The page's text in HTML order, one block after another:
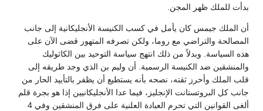
بدأت للملك ظهر المجن.
أن الملك جيمس كان يأمل في كسب الكنيسة الأنجليكانية إلى جانب
المصالحة والتراضي مع روما، ولكن تصرفه المتهور قضى الآن على
هذه السياسة. وبدلاً من ذلك انتهج سياسة التوحيد بين الكاثوليك
والمنشقين ضد الكنيسة الرسمية. أن وليم بن الذي وجد طريقه إلى
قلب الملك وأحرز ثقته، نصحه بأنه يستطيع أن يظفر بالتأييد الحار من
جانب كل البروتستانت الإنجليز، فيما عدا الأنجليكانيين إذا هو بجرة قلم
ألغى القوانين التي تحرم العبادة العلنية على فرق المنشقين وفي 4